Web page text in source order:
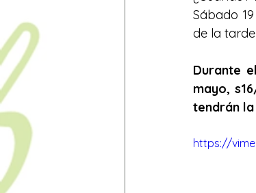
Sábado
de la tarde.
Durante
mayo,
tendrán
https://